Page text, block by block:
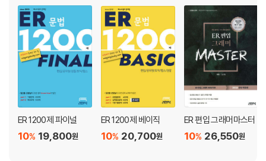
ER 1200제 파이널
19,800원
10%
ER 1200제 베이직
20,700원
10%
ER 편입 그래머마스터
26,550원
10%